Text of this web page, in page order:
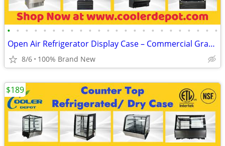
• • • • • • • • • • • • • • • • • • • • • • • •
Open Air Refrigerator Display Case – Commercial Grab & Go Cooler
8/6 100% Brand New
$189